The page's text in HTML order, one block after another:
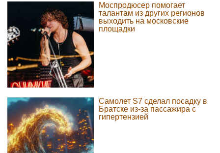
Моспродюсер помогает
талантам из других регионов
выходить на московские
площадки
Самолет S7 сделал посадку в
Братске из-за пассажира с
гипертензией